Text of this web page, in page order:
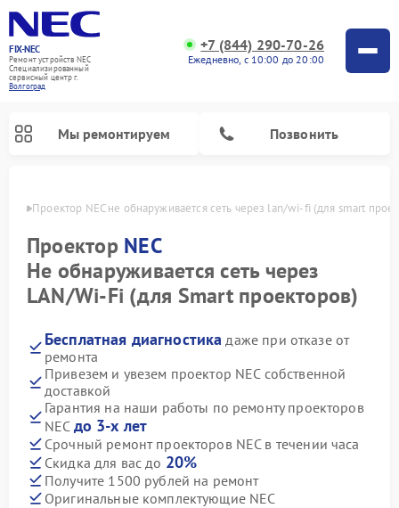
FIX-NEC
Ремонт устройств NEC
Специализированный
cервисный центр г.
Волгоград
+7 (844) 290-70-26
Ежедневно, с 10:00 до 20:00
Мы ремонтируем Позвонить
Проектор NEC не обнаруживается сеть через lan/wi-fi (для smart
Проектор NEC
Не обнаруживается сеть через
LAN/Wi-Fi (для Smart проекторов)
Бесплатная диагностика даже при отказе от
ремонта
Привезем и увезем проектор NEC собственной
доставкой
Гарантия на наши работы по ремонту проекторов
NEC до 3-х лет
Срочный ремонт проекторов NEC в течении часа
Скидка для вас до 20%
Получите 1500 рублей на ремонт
Оригинальные комплектующие NEC